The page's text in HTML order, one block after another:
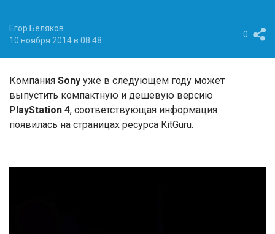
Егор Беляков
10 ноября 2014 в 08:48
0
Компания Sony уже в следующем году может
выпустить компактную и дешевую версию
PlayStation 4, соответствующая информация
появилась на страницах ресурса KitGuru.